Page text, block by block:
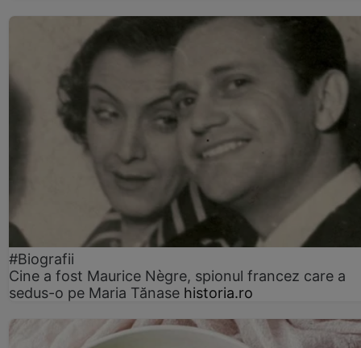
#Biografii
Cine a fost Maurice Nègre, spionul francez care a
sedus-o pe Maria Tănase historia.ro